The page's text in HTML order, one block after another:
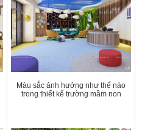
Màu sắc ảnh hưởng như thế nào
trong thiết kế trường mầm non